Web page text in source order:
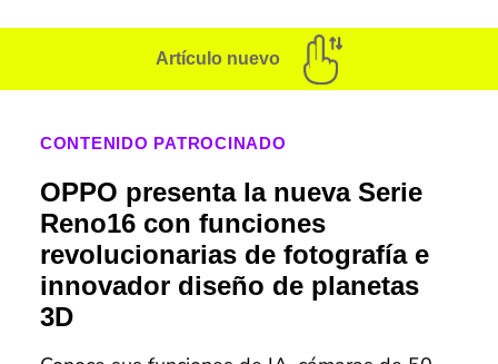
Artículo nuevo
CONTENIDO PATROCINADO
OPPO presenta la nueva Serie
Reno16 con funciones
revolucionarias de fotografía e
innovador diseño de planetas
3D